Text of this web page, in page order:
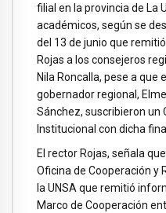
filial en la provincia de La
académicos, según se
del 13 de junio que
Rojas a los consejeros
Nila Roncalla, pese a que
gobernador regional,
Sánchez, suscribieron un
Institucional con dicha
El rector Rojas, señala
Oficina de Cooperación y
la UNSA que remitió
Marco de Cooperación